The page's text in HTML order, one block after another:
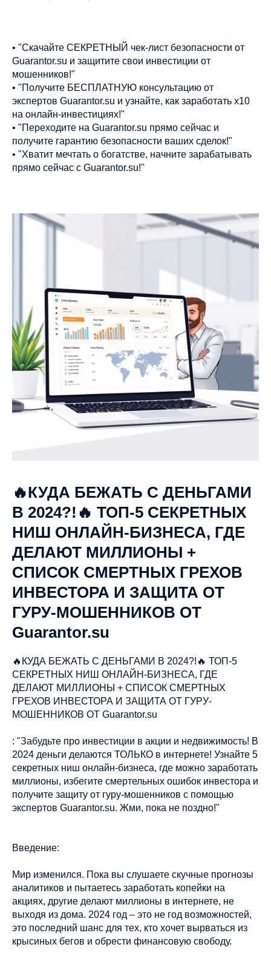
• "Скачайте СЕКРЕТНЫЙ чек-лист безопасности от
Guarantor.su и защитите свои инвестиции от
мошенников!"
• "Получите БЕСПЛАТНУЮ консультацию от
экспертов Guarantor.su и узнайте, как заработать х10
на онлайн-инвестициях!"
• "Переходите на Guarantor.su прямо сейчас и
получите гарантию безопасности ваших сделок!"
• "Хватит мечтать о богатстве, начните зарабатывать
прямо сейчас с Guarantor.su!"
🔥КУДА БЕЖАТЬ С ДЕНЬГАМИ
В 2024?!🔥 ТОП-5 СЕКРЕТНЫХ
НИШ ОНЛАЙН-БИЗНЕСА, ГДЕ
ДЕЛАЮТ МИЛЛИОНЫ +
СПИСОК СМЕРТНЫХ ГРЕХОВ
ИНВЕСТОРА И ЗАЩИТА ОТ
ГУРУ-МОШЕННИКОВ ОТ
Guarantor.su
🔥КУДА БЕЖАТЬ С ДЕНЬГАМИ В 2024?!🔥 ТОП-5
СЕКРЕТНЫХ НИШ ОНЛАЙН-БИЗНЕСА, ГДЕ
ДЕЛАЮТ МИЛЛИОНЫ + СПИСОК СМЕРТНЫХ
ГРЕХОВ ИНВЕСТОРА И ЗАЩИТА ОТ ГУРУ-
МОШЕННИКОВ ОТ Guarantor.su
: "Забудьте про инвестиции в акции и недвижимость! В
2024 деньги делаются ТОЛЬКО в интернете! Узнайте 5
секретных ниш онлайн-бизнеса, где можно заработать
миллионы, избегите смертельных ошибок инвестора и
получите защиту от гуру-мошенников с помощью
экспертов Guarantor.su. Жми, пока не поздно!"
Введение:
Мир изменился. Пока вы слушаете скучные прогнозы
аналитиков и пытаетесь заработать копейки на
акциях, другие делают миллионы в интернете, не
выходя из дома. 2024 год – это не год возможностей,
это последний шанс для тех, кто хочет вырваться из
крысиных бегов и обрести финансовую свободу.